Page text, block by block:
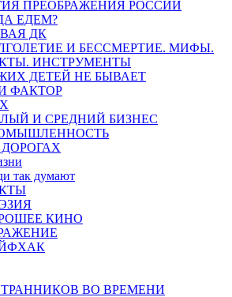
ПРЕОБРАЖЕНИЯ РОССИИ
ЕДЕМ?
ДК
И БЕССМЕРТИЕ. МИФЫ.
ИНСТРУМЕНТЫ
ДЕТЕЙ НЕ БЫВАЕТ
ФАКТОР
И СРЕДНИЙ БИЗНЕС
так думают
КИНО
ВО ВРЕМЕНИ